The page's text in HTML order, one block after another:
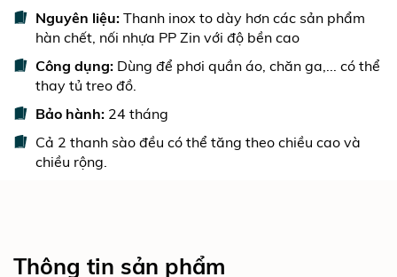
Nguyên liệu: Thanh inox to dày hơn các sản phẩm
hàn chết, nối nhựa PP Zin với độ bền cao
Công dụng: Dùng để phơi quần áo, chăn ga,... có thể
thay tủ treo đồ.
Bảo hành: 24 tháng
Cả 2 thanh sào đều có thể tăng theo chiều cao và
chiều rộng.
Thông tin sản phẩm